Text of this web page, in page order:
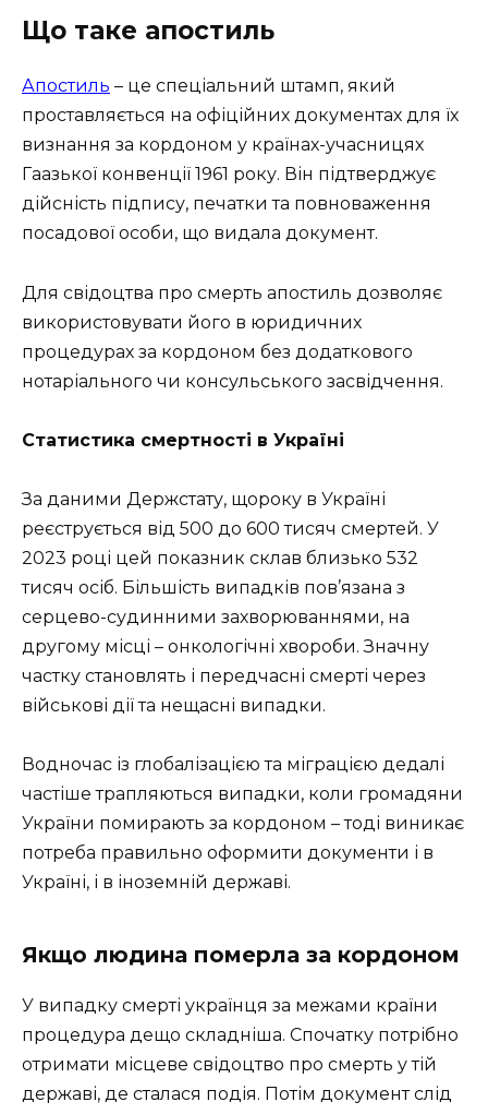
Що таке апостиль
Апостиль – це спеціальний штамп, який
проставляється на офіційних документах для їх
визнання за кордоном у країнах-учасницях
Гаазької конвенції 1961 року. Він підтверджує
дійсність підпису, печатки та повноваження
посадової особи, що видала документ.
Для свідоцтва про смерть апостиль дозволяє
використовувати його в юридичних
процедурах за кордоном без додаткового
нотаріального чи консульського засвідчення.
Статистика смертності в Україні
За даними Держстату, щороку в Україні
реєструється від 500 до 600 тисяч смертей. У
2023 році цей показник склав близько 532
тисяч осіб. Більшість випадків пов’язана з
серцево-судинними захворюваннями, на
другому місці – онкологічні хвороби. Значну
частку становлять і передчасні смерті через
військові дії та нещасні випадки.
Водночас із глобалізацією та міграцією дедалі
частіше трапляються випадки, коли громадяни
України помирають за кордоном – тоді виникає
потреба правильно оформити документи і в
Україні, і в іноземній державі.
Якщо людина померла за кордоном
У випадку смерті українця за межами країни
процедура дещо складніша. Спочатку потрібно
отримати місцеве свідоцтво про смерть у тій
державі, де сталася подія. Потім документ слід